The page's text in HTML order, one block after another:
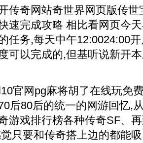
传奇网站奇世界网页版传
速完成攻略 相比看网页今
任务,每天中午12:0024:00
可以完成的,但基听说新开
官网pg麻将胡了在线玩免
后80后的统一的网游回忆,
游戏排行榜各种传奇SF、
只要和传奇搭上边的都能